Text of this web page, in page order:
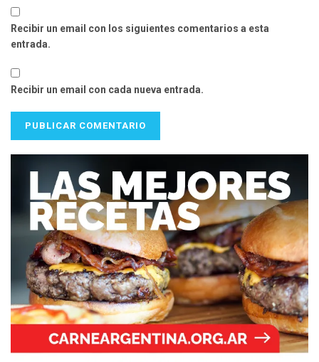
Recibir un email con los siguientes comentarios a esta
entrada.
Recibir un email con cada nueva entrada.